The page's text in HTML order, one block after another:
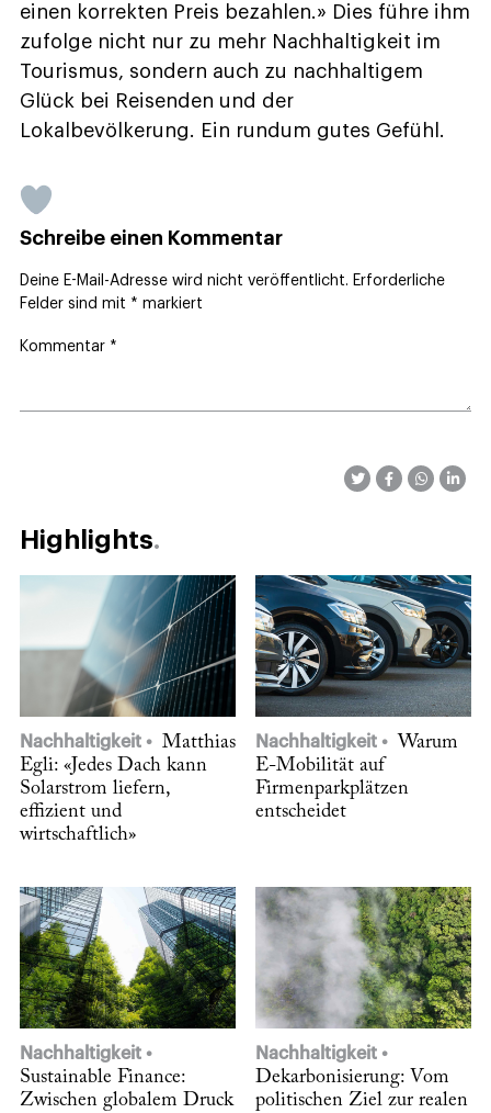
einen korrekten Preis bezahlen.» Dies führe ihm
zufolge nicht nur zu mehr Nachhaltigkeit im
Tourismus, sondern auch zu nachhaltigem
Glück bei Reisenden und der
Lokalbevölkerung. Ein rundum gutes Gefühl.
Schreibe einen Kommentar
Deine E-Mail-Adresse wird nicht veröffentlicht. Erforderliche
Felder sind mit * markiert
Kommentar *
Highlights
Nachhaltigkeit
Matthias
Egli: «Jedes Dach kann
Solarstrom liefern,
effizient und
wirtschaftlich»
Nachhaltigkeit
Warum
E-Mobilität auf
Firmenparkplätzen
entscheidet
Nachhaltigkeit
Sustainable Finance:
Zwischen globalem Druck
Nachhaltigkeit
Dekarbonisierung: Vom
politischen Ziel zur realen